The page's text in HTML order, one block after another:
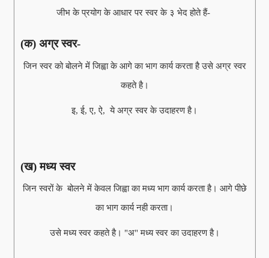
जीभ के प्रयोग के आधार पर स्वर के ३ भेद होते हैं-
(क) अग्र स्वर-
जिन स्वर को बोलने में जिह्वा के आगे का भाग कार्य करता है उसे अग्र स्वर
कहते है।
इ, ई, ए, ऐ, ये अग्र स्वर के उदाहरण है।
(ख) मध्य स्वर
जिन स्वरों के बोलने में केवल जिह्वा का मध्य भाग कार्य करता है। आगे पीछे
का भाग कार्य नही करता।
उसे मध्य स्वर कहते है। "अ" मध्य स्वर का उदाहरण है।